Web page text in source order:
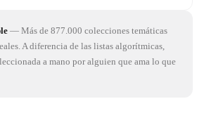
— Más de 877.000 colecciones temáticas
A diferencia de las listas algorítmicas,
a mano por alguien que ama lo que